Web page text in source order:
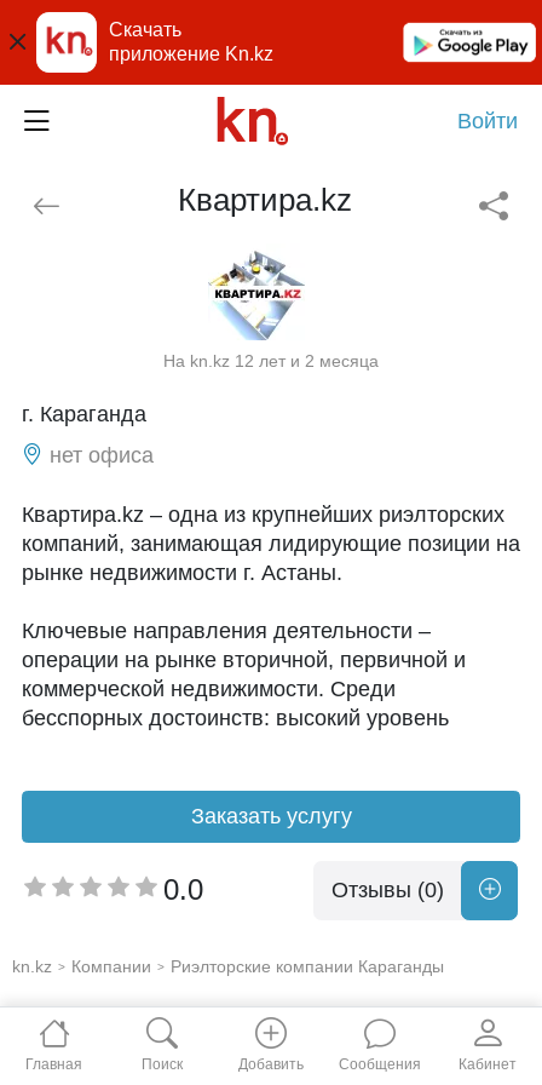
Скачать
приложение Kn.kz
Войти
Квартира.kz
На kn.kz 12 лет и 2 месяца
г. Караганда
нет офиса
Квартира.kz – одна из крупнейших риэлторских
компаний, занимающая лидирующие позиции на
рынке недвижимости г. Астаны.
Ключевые направления деятельности –
операции на рынке вторичной, первичной и
коммерческой недвижимости. Среди
бесспорных достоинств: высокий уровень
Уникальный, накопленный более чем 5-летней
воплощенный в ее технологиях, позволяет
риски.
Нас рекомендуют родным и друзьям. Ваше
доверие - наша надежность и
Заказать услугу
0.0 Отзывы (0)
kn.kz > Компании > Риэлторские компании Караганды
Главная Поиск Добавить Сообщения Кабинет